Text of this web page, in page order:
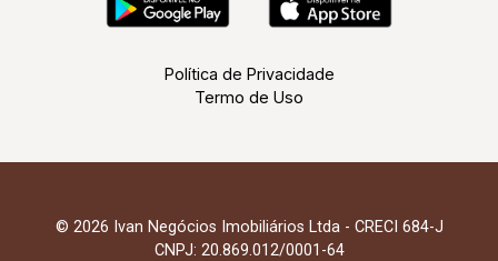
Política de Privacidade
Termo de Uso
© 2026 Ivan Negócios Imobiliários Ltda - CRECI 684-J
CNPJ: 20.869.012/0001-64